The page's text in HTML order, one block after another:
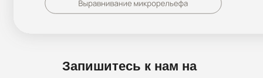
Запишитесь к нам на